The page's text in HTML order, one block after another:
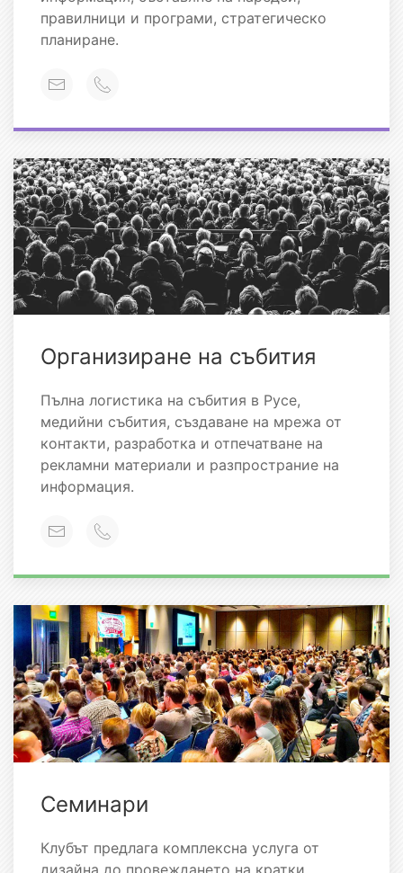
правилници и програми, стратегическо
планиране.
Организиране на събития
Пълна логистика на събития в Русе,
медийни събития, създаване на мрежа от
контакти, разработка и отпечатване на
рекламни материали и разпространие на
информация.
Семинари
Клубът предлага комплексна услуга от
дизайна до провеждането на кратки